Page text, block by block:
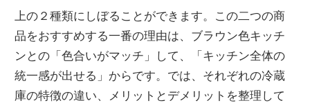
上の２種類にしぼることができます。この二つの商
品をおすすめする一番の理由は、ブラウン色キッチ
ンとの「色合いがマッチ」して、「キッチン全体の
統一感が出せる」からです。では、それぞれの冷蔵
庫の特徴の違い、メリットとデメリットを整理して